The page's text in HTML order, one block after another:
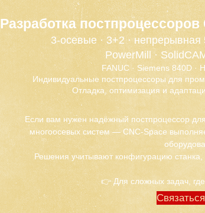
Разработка
3-осевые · 3+2 ·
PowerMill ·
FANUC · Siemens 840D ·
Индивидуальные постпроцессоры для
Отладка, оптимизация и
Если вам нужен надёжный постпроцессор
многоосевых систем — CNC-Space
Решения учитывают конфигурацию станка,
👉 Для сложных задач,